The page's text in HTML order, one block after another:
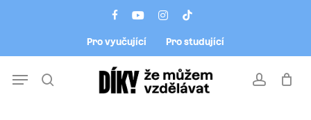
facebookyoutubeinstagram
tiktok
Pro vyučující Pro studující
account
Menu